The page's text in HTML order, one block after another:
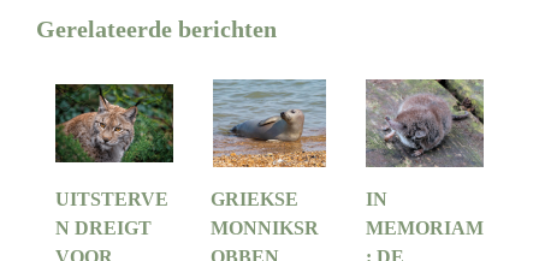
Gerelateerde berichten
UITSTERVE
N DREIGT
VOOR
GRIEKSE
MONNIKSR
OBBEN
IN
MEMORIAM
: DE